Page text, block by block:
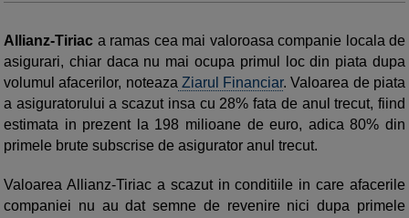
Allianz-Tiriac a ramas cea mai valoroasa companie locala de
asigurari, chiar daca nu mai ocupa primul loc din piata dupa
volumul afacerilor, noteaza Ziarul Financiar. Valoarea de piata
a asiguratorului a scazut insa cu 28% fata de anul trecut, fiind
estimata in prezent la 198 milioane de euro, adica 80% din
primele brute subscrise de asigurator anul trecut.
Valoarea Allianz-Tiriac a scazut in conditiile in care afacerile
companiei nu au dat semne de revenire nici dupa primele